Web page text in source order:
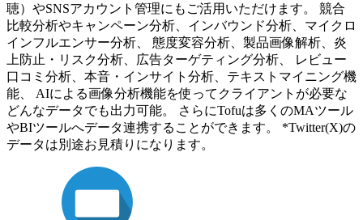
聴）やSNSアカウント管理にもご活用いただけます。 競合
比較分析やキャンペーン分析、インバウンド分析、マイクロ
インフルエンサー分析、 態度変容分析、製品画像解析、炎
上防止・リスク分析、広告ターゲティング分析、 レビュー
口コミ分析、本音・インサイト分析、テキストマイニング機
能、 AIによる画像分析機能を使ってクライアントが必要な
どんなデータでも出力可能。 さらにTofuは多くのMAツール
やBIツールへデータ連携することができます。 *Twitter(X)の
データは別途お見積りになります。